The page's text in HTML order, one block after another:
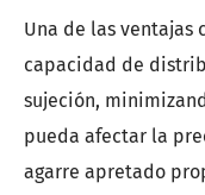
Una de las ventajas
capacidad de
sujeción,
pueda afectar la
agarre apretado